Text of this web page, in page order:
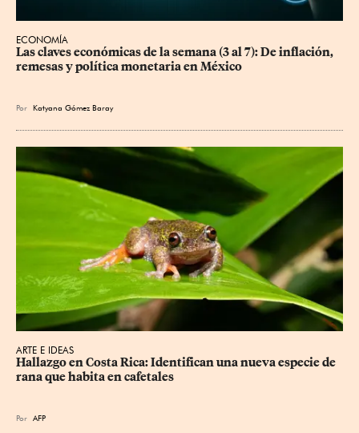
ECONOMÍA
Las claves económicas de la semana (3 al 7): De inflación,
remesas y política monetaria en México
Por Katyana Gómez Baray
ARTE E IDEAS
Hallazgo en Costa Rica: Identifican una nueva especie de
rana que habita en cafetales
Por AFP